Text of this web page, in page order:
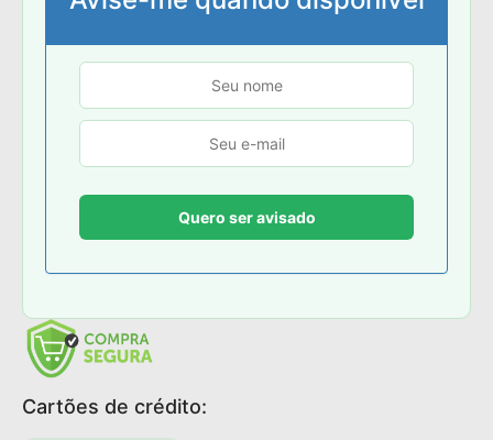
Cartões de crédito: